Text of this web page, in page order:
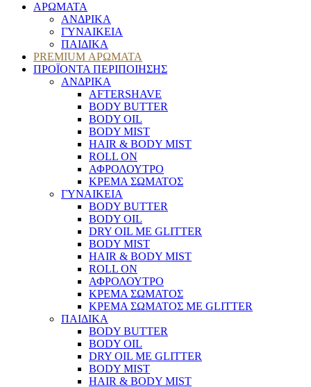
ΑΡΩΜΑΤΑ
ΑΝΔΡΙΚΑ
ΓΥΝΑΙΚΕΙΑ
ΠΑΙΔΙΚΑ
PREMIUM ΑΡΩΜΑΤΑ
ΠΡΟΪΟΝΤΑ ΠΕΡΙΠΟΙΗΣΗΣ
ΑΝΔΡΙΚΑ
AFTERSHAVE
BODY BUTTER
BODY OIL
BODY MIST
HAIR & BODY MIST
ROLL ON
ΑΦΡΟΛΟΥΤΡΟ
ΚΡΕΜΑ ΣΩΜΑΤΟΣ
ΓΥΝΑΙΚΕΙΑ
BODY BUTTER
BODY OIL
DRY OIL ΜΕ GLITTER
BODY MIST
HAIR & BODY MIST
ROLL ON
ΑΦΡΟΛΟΥΤΡΟ
ΚΡΕΜΑ ΣΩΜΑΤΟΣ
ΚΡΕΜΑ ΣΩΜΑΤΟΣ ΜΕ GLITTER
ΠΑΙΔΙΚΑ
BODY BUTTER
BODY OIL
DRY OIL ΜΕ GLITTER
BODY MIST
HAIR & BODY MIST